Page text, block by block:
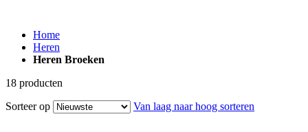
Home
Heren
Heren Broeken
18 producten
Sorteer op
Van laag naar hoog sorteren